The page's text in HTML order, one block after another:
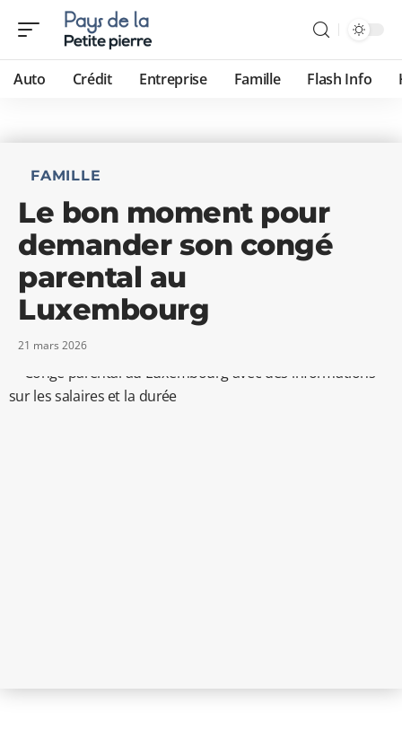
Auto Crédit Entreprise Famille Flash Info
FAMILLE
Le bon moment pour
demander son congé
parental au
Luxembourg
21 mars 2026